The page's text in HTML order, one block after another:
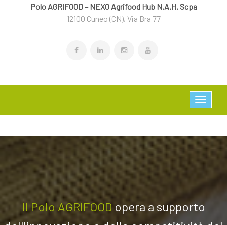
Polo AGRIFOOD – NEXO Agrifood Hub N.A.H. Scpa
12100 Cuneo (CN), Via Bra 77
Il Polo AGRIFOOD opera a supporto